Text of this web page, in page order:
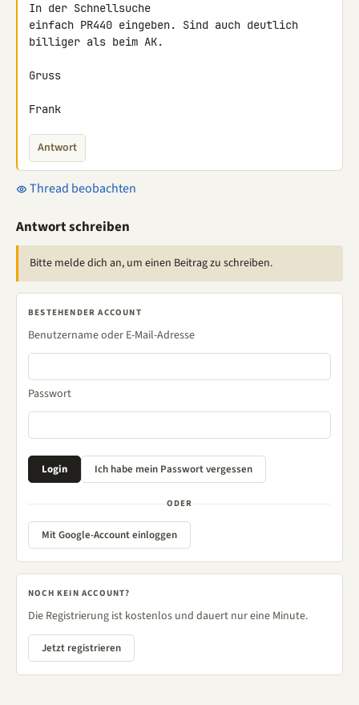
In der Schnellsuche
einfach PR440 eingeben. Sind auch deutlich
billiger als beim AK.
Gruss
Frank
Antwort
Thread beobachten
Antwort schreiben
Bitte melde dich an, um einen Beitrag zu schreiben.
BESTEHENDER ACCOUNT
Benutzername oder E-Mail-Adresse
Passwort
ODER
Mit Google-Account einloggen
NOCH KEIN ACCOUNT?
Die Registrierung ist kostenlos und dauert nur eine Minute.
Jetzt registrieren